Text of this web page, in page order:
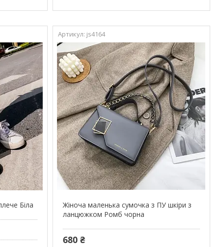
Біла
js4164
Жіноча маленька сумочка з ПУ шкіри з
ланцюжком Ромб чорна
680 ₴